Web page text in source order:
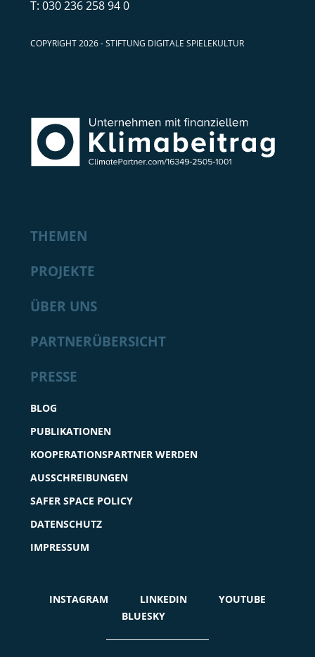
030 236 258 94 0
COPYRIGHT 2026 - STIFTUNG DIGITALE SPIELEKULTUR
THEMEN
PROJEKTE
ÜBER UNS
PARTNERÜBERSICHT
PRESSE
BLOG
PUBLIKATIONEN
KOOPERATIONSPARTNER WERDEN
AUSSCHREIBUNGEN
SAFER SPACE POLICY
DATENSCHUTZ
IMPRESSUM
INSTAGRAM LINKEDIN
YOUTUBE
BLUESKY